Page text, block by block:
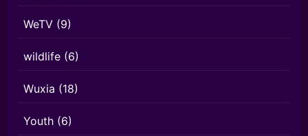
WeTV (9)
wildlife (6)
Wuxia (18)
Youth (6)